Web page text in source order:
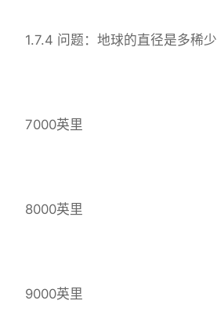
1.7.4 问题：地球的直径是多稀少
7000英里
8000英里
9000英里